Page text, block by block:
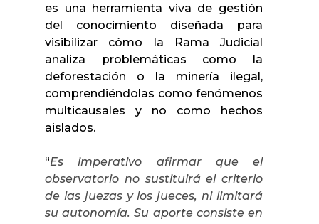
es una herramienta viva de gestión
del conocimiento diseñada para
visibilizar cómo la Rama Judicial
analiza problemáticas como la
deforestación o la minería ilegal,
comprendiéndolas como fenómenos
multicausales y no como hechos
aislados.
“Es imperativo afirmar que el
observatorio no sustituirá el criterio
de las juezas y los jueces, ni limitará
su autonomía. Su aporte consiste en